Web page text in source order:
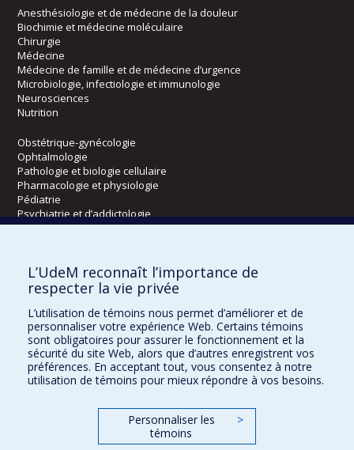
Anesthésiologie et de médecine de la douleur
Biochimie et médecine moléculaire
Chirurgie
Médecine
Médecine de famille et de médecine d’urgence
Microbiologie, infectiologie et immunologie
Neurosciences
Nutrition
Obstétrique-gynécologie
Ophtalmologie
Pathologie et biologie cellulaire
Pharmacologie et physiologie
Pédiatrie
Psychiatrie et d’addictologie
Radiologie, radio-oncologie et médecine nucléaire
Écoles
Orthophonie et audiologie
Réadaptation
Directions
L’UdeM reconnaît l’importance de
respecter la vie privée
L’utilisation de témoins nous permet d’améliorer et de
personnaliser votre expérience Web. Certains témoins
sont obligatoires pour assurer le fonctionnement et la
sécurité du site Web, alors que d’autres enregistrent vos
préférences. En acceptant tout, vous consentez à notre
utilisation de témoins pour mieux répondre à vos besoins.
Personnaliser les
témoins
>